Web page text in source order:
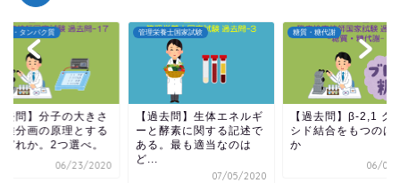
酸・タンパク質
去問】分子の大きさ
離分画の原理とする
どれか。2つ選べ。
06/23/2020
管理栄養士国家試験
【過去問】生体エネルギ
ーと酵素に関する記述で
ある。最も適当なのは
ど...
07/05/2020
糖質・糖代謝
【過去問】β-2,1 グ
シド結合をもつのは
か
06/07/